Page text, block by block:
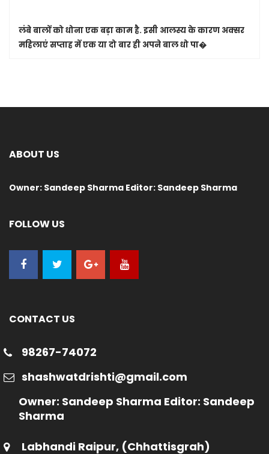
लंबे बालों को धोना एक बड़ा काम है. इसी आलस्य के कारण अक्सर
महिलाएं सप्ताह में एक या दो बार ही अपने बाल धो पा�
ABOUT US
Owner: Sandeep Sharma Editor: Sandeep Sharma
FOLLOW US
CONTACT US
98267-74072
shashwatdrishti@gmail.com
Owner: Sandeep Sharma Editor: Sandeep
Sharma
Labhandi Raipur, (Chhattisgrah)